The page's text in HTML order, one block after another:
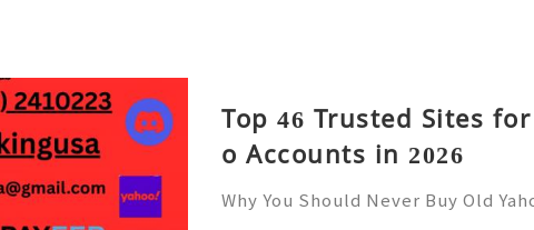
Top 46 Trusted Sites
o Accounts in 2026
Why You Should Never Buy Old